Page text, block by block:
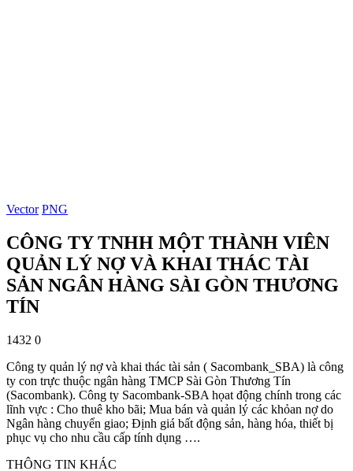
Vector PNG
CÔNG TY TNHH MỘT THÀNH VIÊN
QUẢN LÝ NỢ VÀ KHAI THÁC TÀI
SẢN NGÂN HÀNG SÀI GÒN THƯƠNG
TÍN
1432 0
Công ty quản lý nợ và khai thác tài sản ( Sacombank_SBA) là công
ty con trực thuộc ngân hàng TMCP Sài Gòn Thương Tín
(Sacombank). Công ty Sacombank-SBA họat động chính trong các
lĩnh vực : Cho thuê kho bãi; Mua bán và quản lý các khỏan nợ do
Ngân hàng chuyển giao; Định giá bất động sản, hàng hóa, thiết bị
phục vụ cho nhu cầu cấp tính dụng ….
THÔNG TIN KHÁC